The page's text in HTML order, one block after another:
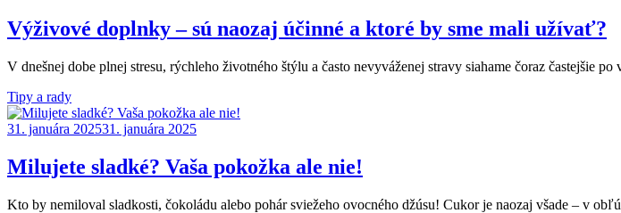
Výživové doplnky – sú naozaj účinné a ktoré by sme mali užívať?
V dnešnej dobe plnej stresu, rýchleho životného štýlu a často nevyváženej stravy siahame čoraz
Tipy a rady
31. januára 202531. januára 2025
Milujete sladké? Vaša pokožka ale nie!
Kto by nemiloval sladkosti, čokoládu alebo pohár sviežeho ovocného džúsu! Cukor je naozaj všade – v